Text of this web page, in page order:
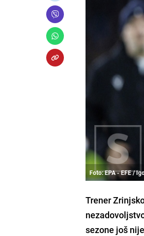
Foto: EPA - EFE /
Trener
sezone još